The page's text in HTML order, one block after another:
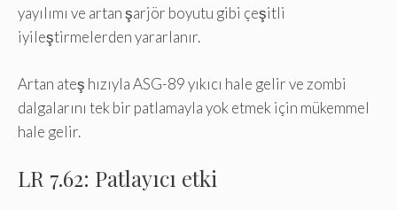
yayılımı ve artan şarjör boyutu gibi çeşitli
iyileştirmelerden yararlanır.
Artan ateş hızıyla ASG-89 yıkıcı hale gelir ve zombi
dalgalarını tek bir patlamayla yok etmek için mükemmel
hale gelir.
LR 7.62: Patlayıcı etki